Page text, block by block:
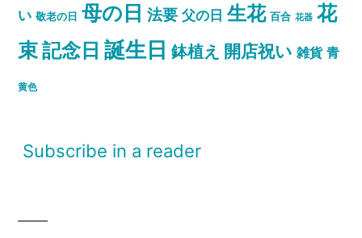
い 敬老の日 母の日 法要 父の日 生花 百合 花器 花
束記念日 誕生日 鉢植え 開店祝い 雑貨 青
黄色
Subscribe in a reader